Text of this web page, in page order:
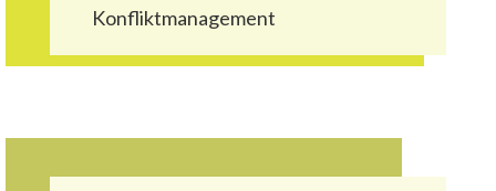
Konfliktmanagement